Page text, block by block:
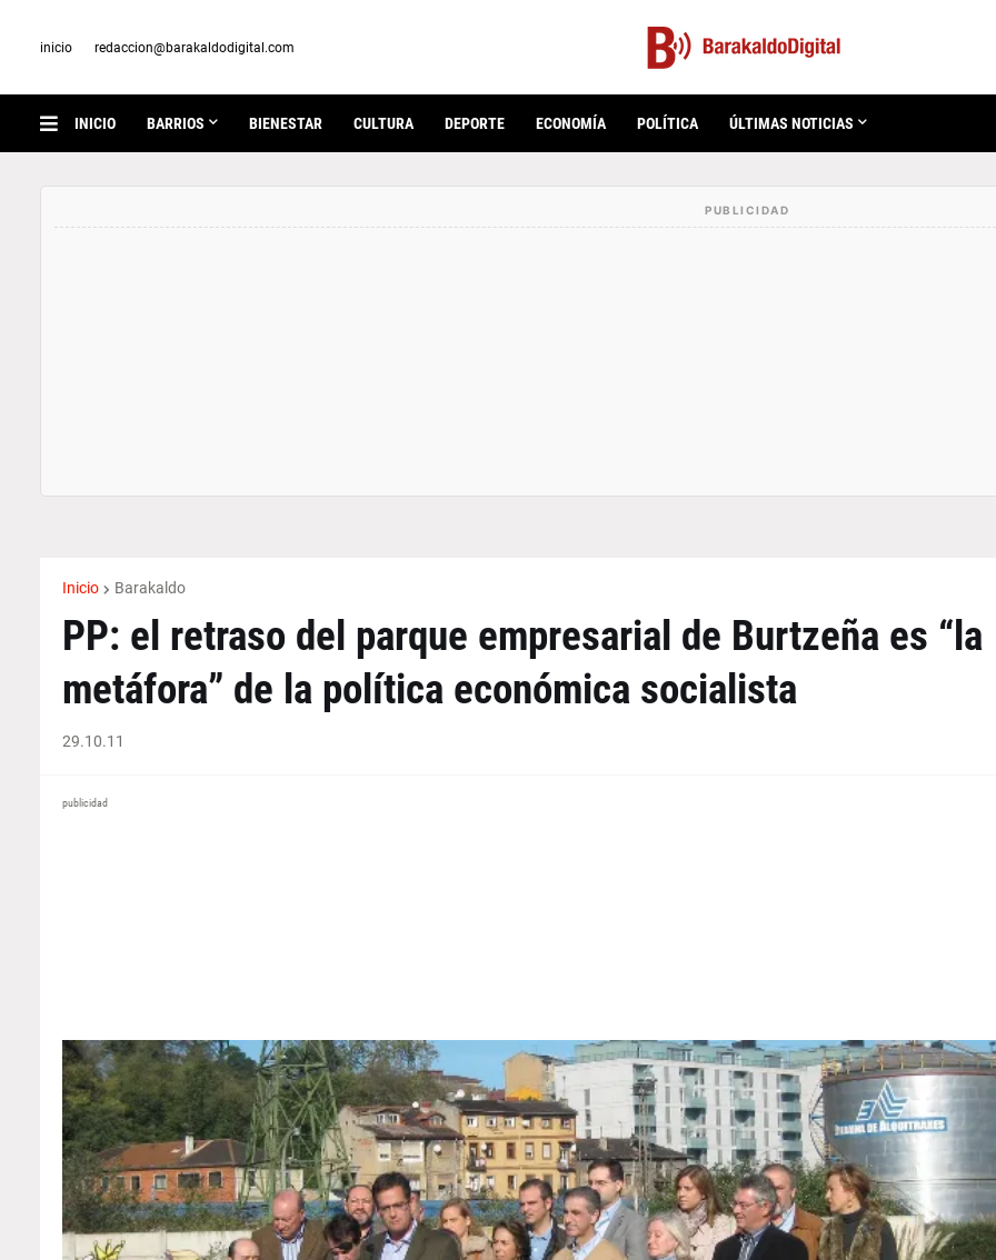
inicio redaccion@barakaldodigital.com
INICIO BARRIOS BIENESTAR CULTURA DEPORTE ECONOMÍA POLÍTICA ÚLTIMAS NOTICIAS
Inicio Barakaldo
PP: el retraso del parque empresarial de Burtzeña es “la
metáfora” de la política económica socialista
29.10.11
publicidad